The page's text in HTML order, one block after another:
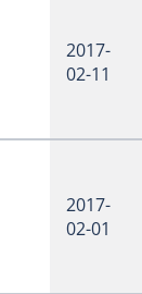
2017-
02-11
2017-
02-01